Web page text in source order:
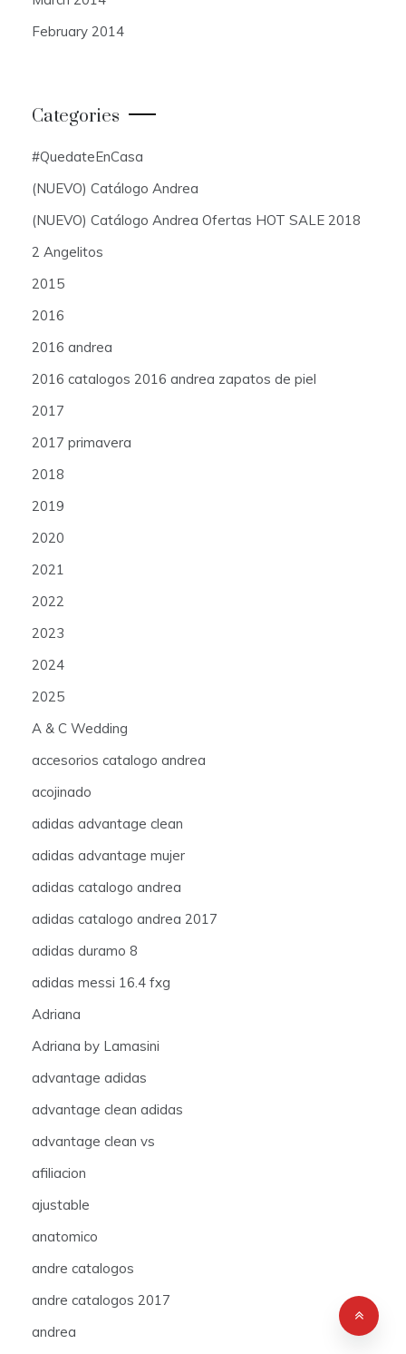
February 2014
Categories
#QuedateEnCasa
(NUEVO) Catálogo Andrea
(NUEVO) Catálogo Andrea Ofertas HOT SALE 2018
2 Angelitos
2015
2016
2016 andrea
2016 catalogos 2016 andrea zapatos de piel
2017
2017 primavera
2018
2019
2020
2021
2022
2023
2024
2025
A & C Wedding
accesorios catalogo andrea
acojinado
adidas advantage clean
adidas advantage mujer
adidas catalogo andrea
adidas catalogo andrea 2017
adidas duramo 8
adidas messi 16.4 fxg
Adriana
Adriana by Lamasini
advantage adidas
advantage clean adidas
advantage clean vs
afiliacion
ajustable
anatomico
andre catalogos
andre catalogos 2017
andrea